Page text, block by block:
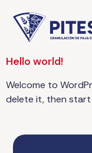
Hello world!
Welcome to
delete it, then start